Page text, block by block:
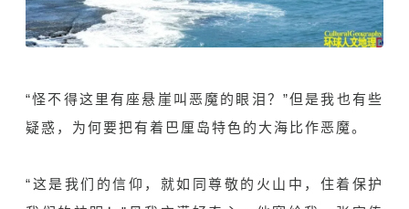
“怪不得这里有座悬崖叫恶魔的眼泪？”但是我也有些
疑惑，为何要把有着巴厘岛特色的大海比作恶魔。
“这是我们的信仰，就如同尊敬的火山中，住着保护